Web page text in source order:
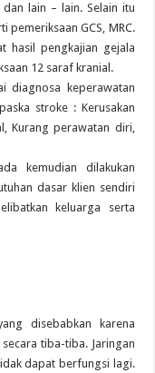
lain – lain. Selain itu
pemeriksaan GCS, MRC.
hasil pengkajian gejala
12 saraf kranial.
diagnosa keperawatan
stroke : Kerusakan
Kurang perawatan diri,
kemudian dilakukan
dasar klien sendiri
keluarga serta
disebabkan karena
tiba-tiba. Jaringan
dapat berfungsi lagi.